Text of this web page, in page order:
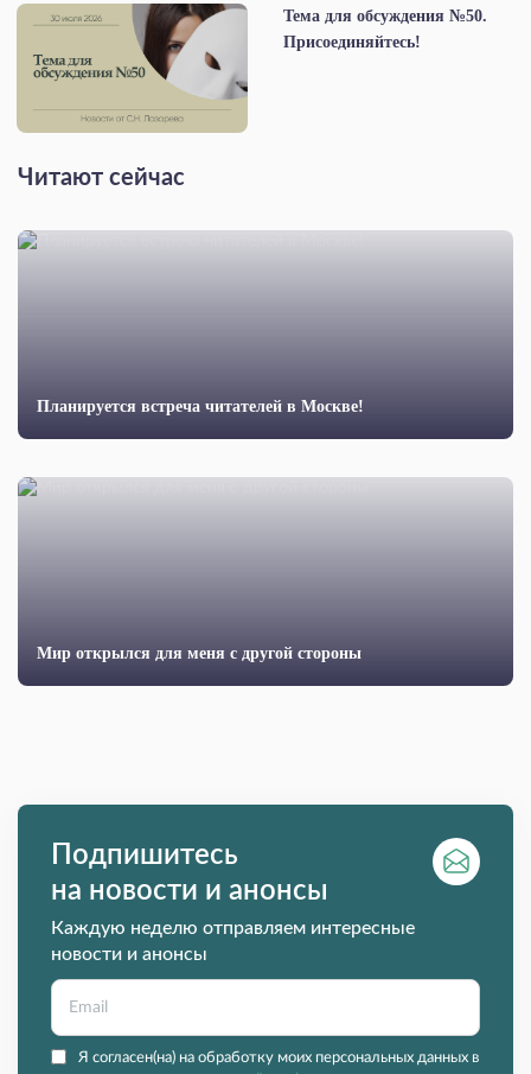
Тема для обсуждения №50.
Присоединяйтесь!
Читают сейчас
Планируется встреча читателей в Москве!
Мир открылся для меня с другой стороны
Подпишитесь
на новости и анонсы
Каждую неделю отправляем интересные
новости и анонсы
Я согласен(на) на обработку моих персональных данных в